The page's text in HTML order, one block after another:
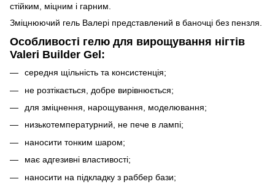
стійким, міцним і гарним.
Зміцнюючий гель Валері представлений в баночці без пензля.
Особливості гелю для вирощування нігтів
Valeri Builder Gel:
середня щільність та консистенція;
не розтікається, добре вирівнюється;
для зміцнення, нарощування, моделювання;
низькотемпературний, не пече в лампі;
наносити тонким шаром;
має адгезивні властивості;
наносити на підкладку з раббер бази;